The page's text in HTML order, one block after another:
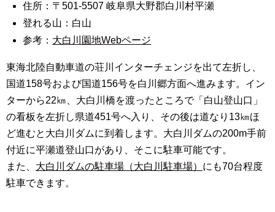
住所：〒501-5507 岐阜県大野郡白川村平瀬
登れる山：白山
参考： 大白川園地Webページ
東海北陸自動車道の荘川インターチェンジを出て左折し、
国道158号および国道156号を白川郷方面へ進みます。イン
ターから22㎞、大白川橋を渡ったところで「白山登山口」
の看板を左折し県道451号へ入り、その後は道なり13㎞ほ
ど進むと大白川ダムに到着します。大白川ダムの200m手前
付近に平瀬道登山口があり、そこに駐車可能です。
また、 大白川ダムの駐車場（大白川駐車場） にも70台程度
駐車できます。